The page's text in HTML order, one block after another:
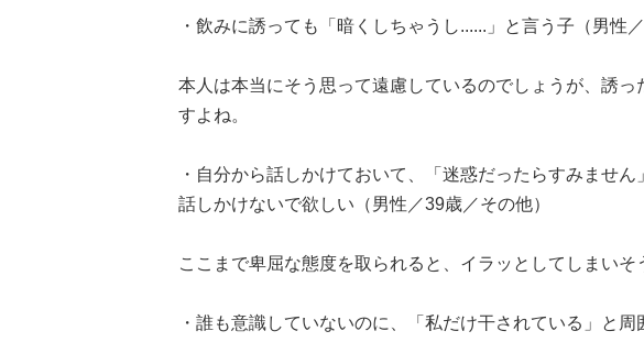
・飲みに誘っても「暗くしちゃうし......」と言う子（男性
本人は本当にそう思って遠慮しているのでしょうが、誘
すよね。
・自分から話しかけておいて、「迷惑だったらすみませ
話しかけないで欲しい（男性／39歳／その他）
ここまで卑屈な態度を取られると、イラッとしてしまいそ
・誰も意識していないのに、「私だけ干されている」と